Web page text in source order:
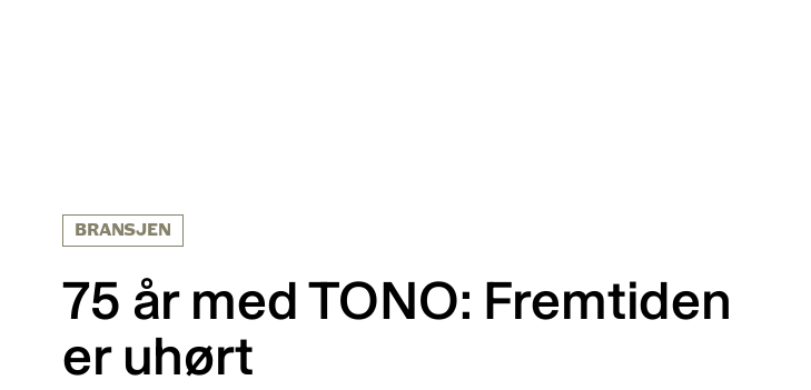
BRANSJEN
75 år med TONO: Fremtiden
er uhørt